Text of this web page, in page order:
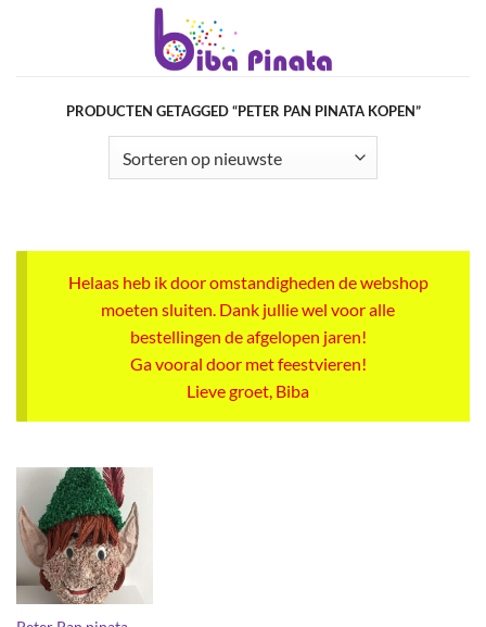
PRODUCTEN GETAGGED “PETER PAN PINATA KOPEN”
Helaas heb ik door omstandigheden de webshop
moeten sluiten. Dank jullie wel voor alle
bestellingen de afgelopen jaren!
Ga vooral door met feestvieren!
Lieve groet, Biba